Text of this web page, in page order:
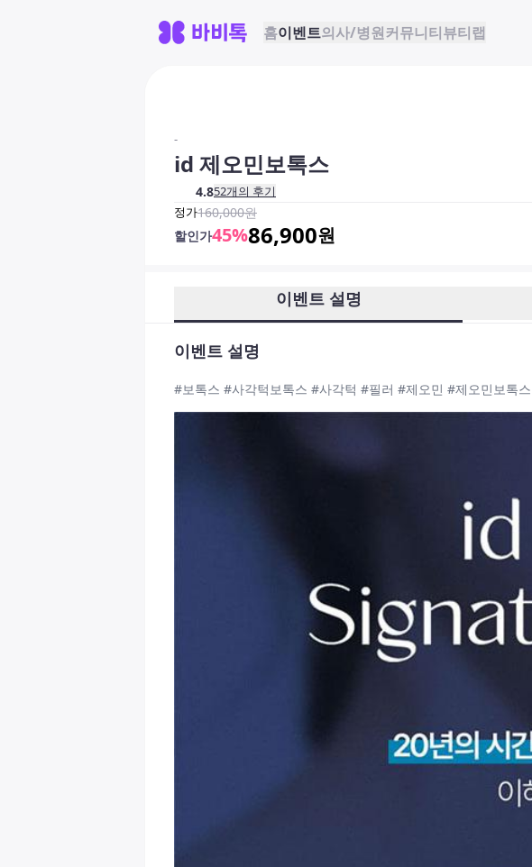
홈이벤트의사/병원커뮤니티뷰티랩
-
id 제오민보톡스
4.852개의 후기
정가160,000원
할인가45%86,900원
이벤트 설명
이벤트 설명
#보톡스 #사각턱보톡스 #사각턱 #필러 #제오민 #제오민보톡스